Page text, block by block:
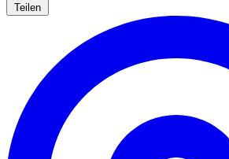
Teilen